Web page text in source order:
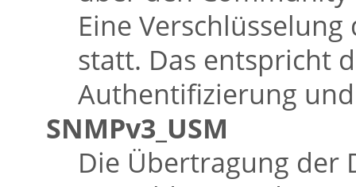
Eine
statt. Das entspricht
Authentifizierung
SNMPv3_USM
Die Übertragung der